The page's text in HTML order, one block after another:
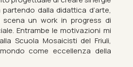
dalla did­at­tica d’arte,
un work in pro­gress di
En­trambe le mo­tivazioni mi
Scuola Mo­sa­icisti del Fri­uli,
come ec­cel­lenza della